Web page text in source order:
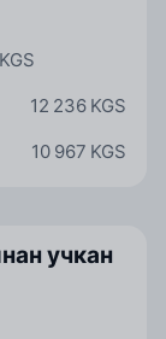
12 236 KGS
10 967 KGS
учкан